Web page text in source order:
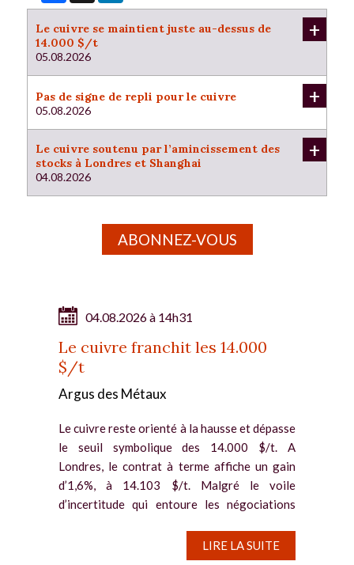
Le cuivre se maintient juste au-dessus de
14.000 $/t
05.08.2026
+
Pas de signe de repli pour le cuivre
05.08.2026
+
Le cuivre soutenu par l’amincissement des
stocks à Londres et Shanghai
04.08.2026
+
ABONNEZ-VOUS
04.08.2026 à 14h31
Le cuivre franchit les 14.000
$/t
Argus des Métaux
Le cuivre reste orienté à la hausse et dépasse
le seuil symbolique des 14.000 $/t. A
Londres, le contrat à terme affiche un gain
d’1,6%, à 14.103 $/t. Malgré le voile
d’incertitude qui entoure les négociations
LIRE LA SUITE